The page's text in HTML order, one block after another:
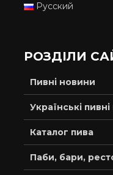
Русский
РОЗДІЛИ
Пивні новини
Українські
Каталог пива
Паби, бари,